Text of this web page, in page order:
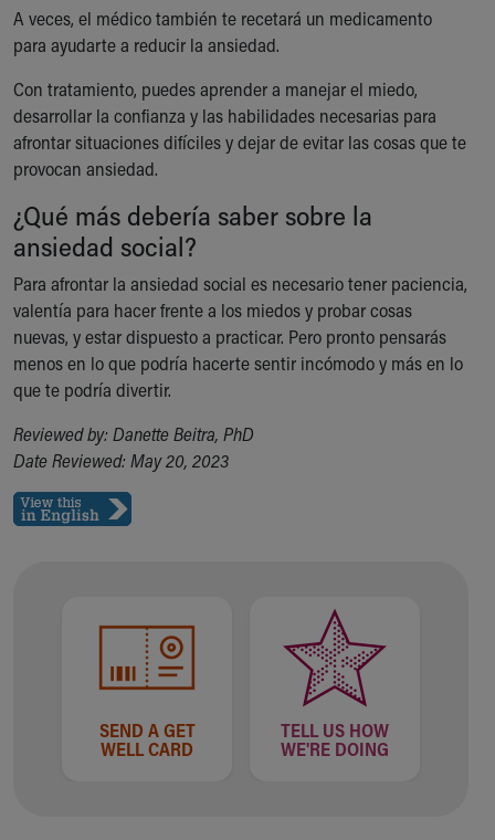
A veces, el médico también te recetará un medicamento
para ayudarte a reducir la ansiedad.
Con tratamiento, puedes aprender a manejar el miedo,
desarrollar la confianza y las habilidades necesarias para
afrontar situaciones difíciles y dejar de evitar las cosas que te
provocan ansiedad.
¿Qué más debería saber sobre la
ansiedad social?
Para afrontar la ansiedad social es necesario tener paciencia,
valentía para hacer frente a los miedos y probar cosas
nuevas, y estar dispuesto a practicar. Pero pronto pensarás
menos en lo que podría hacerte sentir incómodo y más en lo
que te podría divertir.
Reviewed by: Danette Beitra, PhD
Date Reviewed: May 20, 2023
SEND A GET
WELL CARD
TELL US HOW
WE'RE DOING